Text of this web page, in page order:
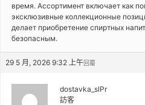
время. Ассортимент включает как
эксклюзивные коллекционные
делает приобретение спиртных
безопасным.
29 5 月, 2026 9:32 上午回覆
dostavka_slPr
訪客